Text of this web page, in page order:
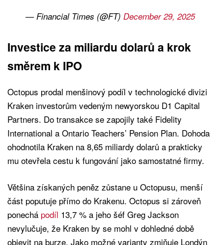
— Financial Times (@FT) December 29, 2025
Investice za miliardu dolarů a krok
směrem k IPO
Octopus prodal menšinový podíl v technologické divizi
Kraken investorům vedeným newyorskou D1 Capital
Partners. Do transakce se zapojily také Fidelity
International a Ontario Teachers’ Pension Plan. Dohoda
ohodnotila Kraken na 8,65 miliardy dolarů a prakticky
mu otevřela cestu k fungování jako samostatné firmy.
Většina získaných peněz zůstane u Octopusu, menší
část poputuje přímo do Krakenu. Octopus si zároveň
ponechá podíl 13,7 % a jeho šéf Greg Jackson
nevylučuje, že Kraken by se mohl v dohledné době
objevit na burze. Jako možné varianty zmiňuje Londýn